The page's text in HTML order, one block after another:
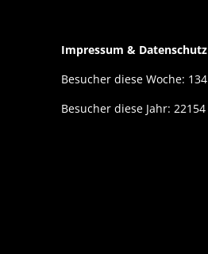
Impressum & Datenschutz
Besucher diese Woche: 134
Besucher diese Jahr: 22154